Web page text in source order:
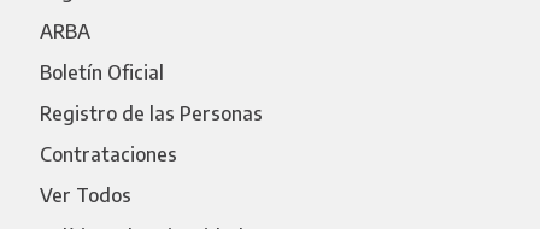
ARBA
Boletín Oficial
Registro de las Personas
Contrataciones
Ver Todos